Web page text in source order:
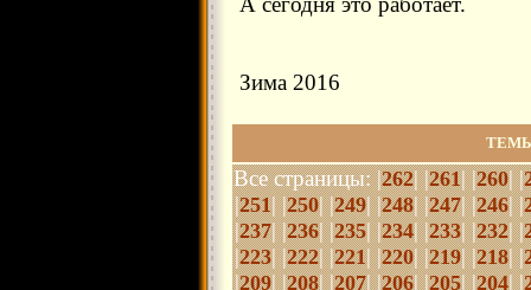
Зима 2016
Все страницы: |262| |261| |260| |
|251| |250| |249| |248| |247| |246| |
|237| |236| |235| |234| |233| |232| |
|223| |222| |221| |220| |219| |218| |
|209| |208| |207| |206| |205| |204| |